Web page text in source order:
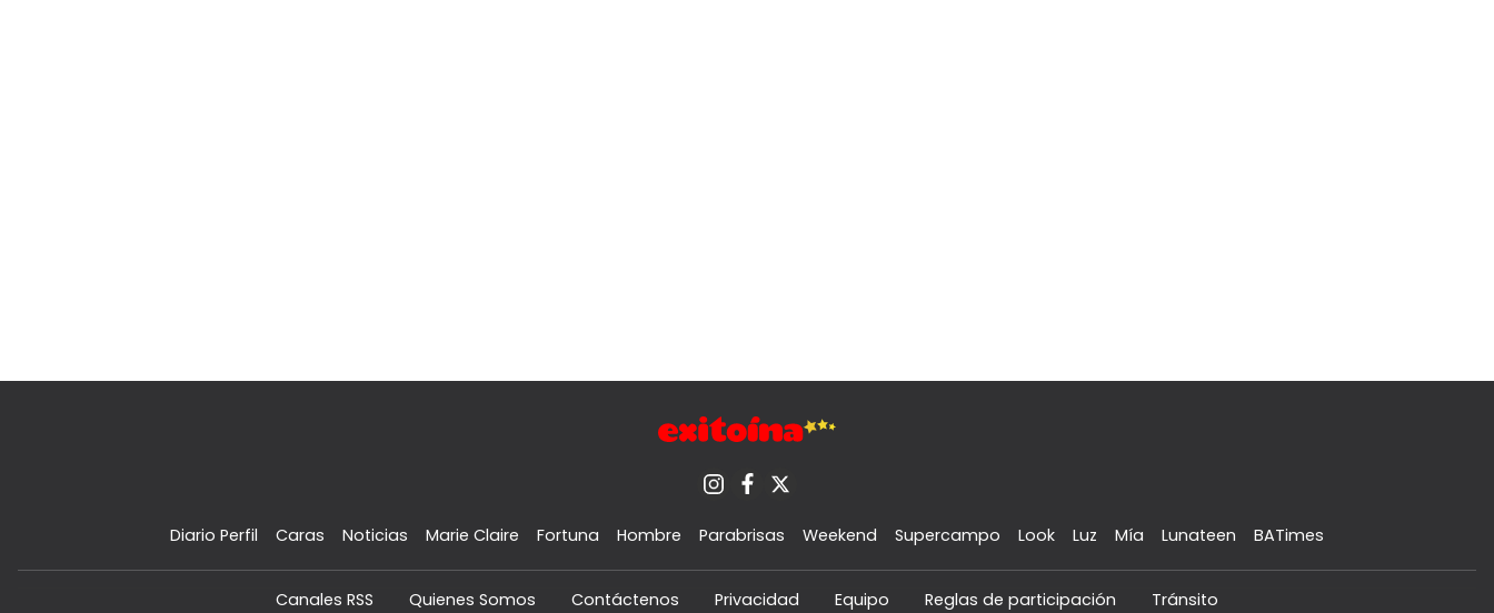
Diario Perfil Caras Noticias Marie Claire Fortuna Hombre Parabrisas Weekend Supercampo Look Luz Mía Lunateen BATimes
Canales RSS Quienes Somos Contáctenos Privacidad Equipo Reglas de participación Tránsito